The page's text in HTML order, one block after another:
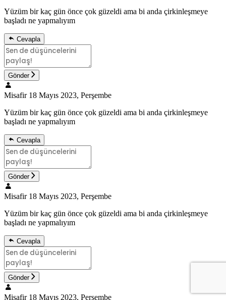
Yüzüm bir kaç gün önce çok güzeldi ama bi anda çirkinleşmeye
başladı ne yapmalıyım
Cevapla
Gönder
Misafir 18 Mayıs 2023, Perşembe
Yüzüm bir kaç gün önce çok güzeldi ama bi anda çirkinleşmeye
başladı ne yapmalıyım
Cevapla
Gönder
Misafir 18 Mayıs 2023, Perşembe
Yüzüm bir kaç gün önce çok güzeldi ama bi anda çirkinleşmeye
başladı ne yapmalıyım
Cevapla
Gönder
Misafir 18 Mayıs 2023, Perşembe